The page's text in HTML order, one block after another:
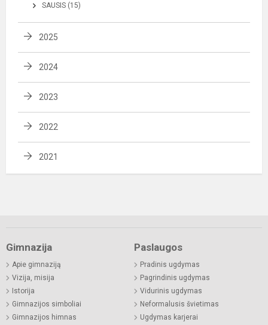
SAUSIS (15)
2025
2024
2023
2022
2021
Gimnazija
Apie gimnaziją
Vizija, misija
Istorija
Gimnazijos simboliai
Gimnazijos himnas
Paslaugos
Pradinis ugdymas
Pagrindinis ugdymas
Vidurinis ugdymas
Neformalusis švietimas
Ugdymas karjerai